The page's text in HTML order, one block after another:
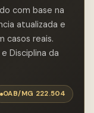
com base na
atualizada e
casos reais.
Disciplina da
OAB/MG 222.504